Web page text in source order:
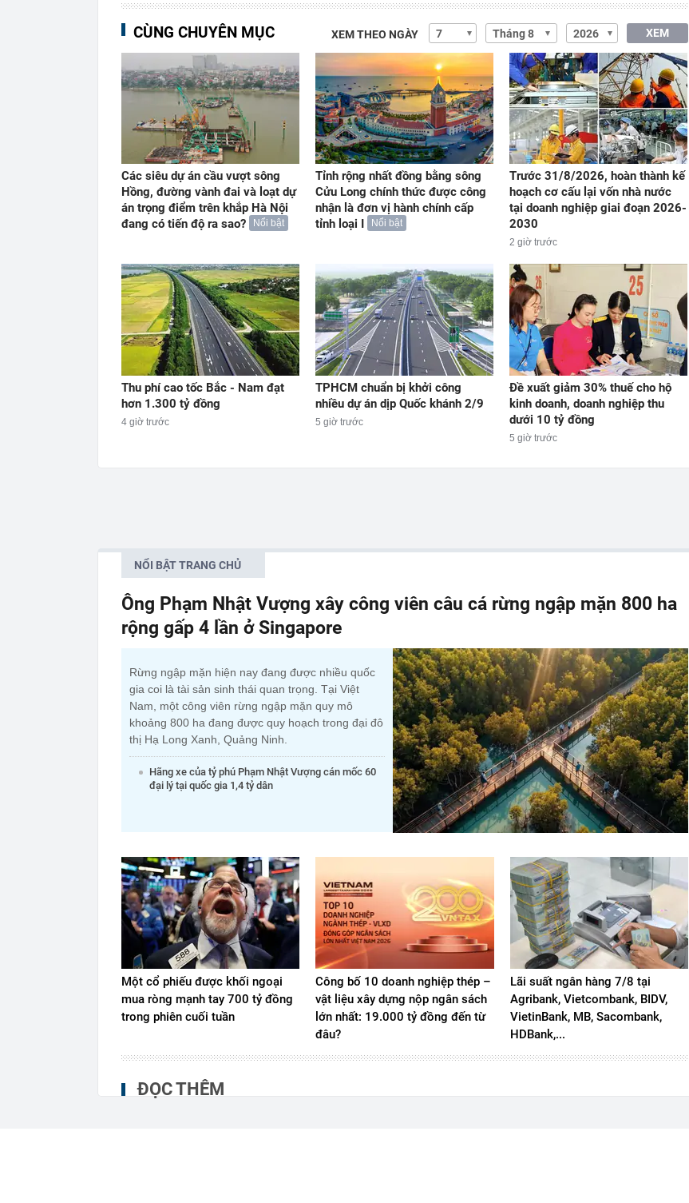
CÙNG CHUYÊN MỤC XEM THEO NGÀY XEM
Các siêu dự án cầu vượt sông
Hồng, đường vành đai và loạt dự
án trọng điểm trên khắp Hà Nội
đang có tiến độ ra sao?
Nổi bật
Tỉnh rộng nhất đồng bằng sông
Cửu Long chính thức được công
nhận là đơn vị hành chính cấp
tỉnh loại I
Nổi bật
Trước 31/8/2026, hoàn thành kế
hoạch cơ cấu lại vốn nhà nước
tại doanh nghiệp giai đoạn 2026-
2030
2 giờ trước
Thu phí cao tốc Bắc - Nam đạt
hơn 1.300 tỷ đồng
4 giờ trước
TPHCM chuẩn bị khởi công
nhiều dự án dịp Quốc khánh 2/9
5 giờ trước
Đề xuất giảm 30% thuế cho hộ
kinh doanh, doanh nghiệp thu
dưới 10 tỷ đồng
5 giờ trước
NỔI BẬT TRANG CHỦ
Ông Phạm Nhật Vượng xây công viên câu cá rừng ngập mặn 800 ha
rộng gấp 4 lần ở Singapore
Rừng ngập mặn hiện nay đang được nhiều quốc
gia coi là tài sản sinh thái quan trọng. Tại Việt
Nam, một công viên rừng ngập mặn quy mô
khoảng 800 ha đang được quy hoạch trong đại đô
thị Hạ Long Xanh, Quảng Ninh.
Hãng xe của tỷ phú Phạm Nhật Vượng cán mốc 60
đại lý tại quốc gia 1,4 tỷ dân
Một cổ phiếu được khối ngoại
mua ròng mạnh tay 700 tỷ đồng
trong phiên cuối tuần
Công bố 10 doanh nghiệp thép –
vật liệu xây dựng nộp ngân sách
lớn nhất: 19.000 tỷ đồng đến từ
đâu?
Lãi suất ngân hàng 7/8 tại
Agribank, Vietcombank, BIDV,
VietinBank, MB, Sacombank,
HDBank,...
ĐỌC THÊM